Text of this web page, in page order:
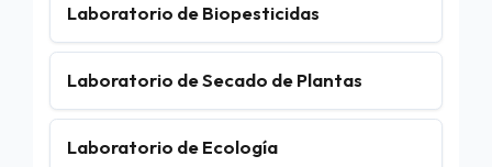
Laboratorio de Biopesticidas
Laboratorio de Secado de Plantas
Laboratorio de Ecología